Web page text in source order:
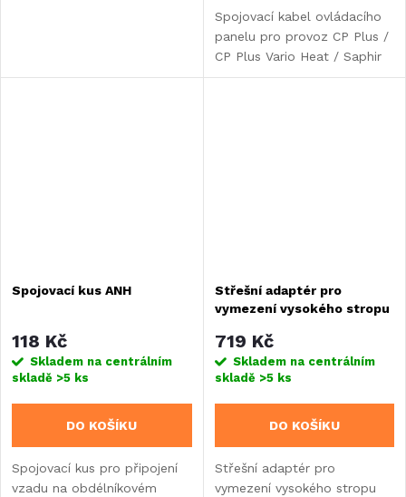
Spojovací kabel ovládacího
panelu pro provoz CP Plus /
CP Plus Vario Heat / Saphir
Compact od sériového čísla
Spojovací kus ANH
118 Kč
Skladem na centrálním
skladě >5 ks
DO KOŠÍKU
Spojovací kus pro připojení
vzadu na obdélníkovém
Střešní adaptér pro
vymezení vysokého stropu
Aventa
719 Kč
Skladem na centrálním
skladě >5 ks
DO KOŠÍKU
Střešní adaptér pro
vymezení vysokého stropu